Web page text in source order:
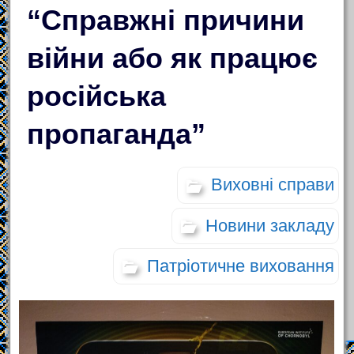
“Справжні причини
війни або як працює
російська
пропаганда”
Виховні справи
Новини закладу
Патріотичне виховання